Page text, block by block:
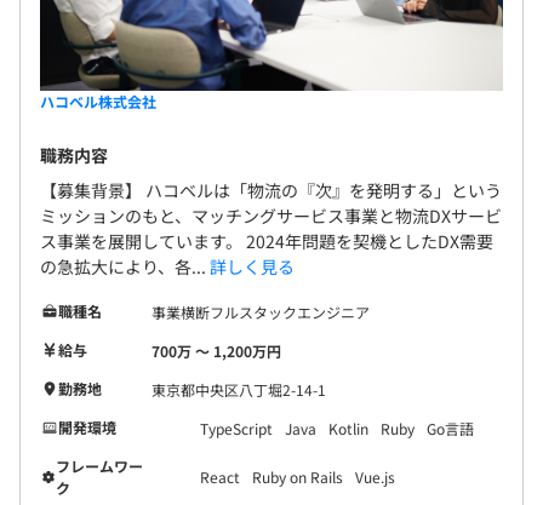
ハコベル株式会社
職務内容
【募集背景】 ハコベルは「物流の『次』を発明する」という
ミッションのもと、マッチングサービス事業と物流DXサービ
ス事業を展開しています。 2024年問題を契機としたDX需要
の急拡大により、各... 詳しく見る
職種名
事業横断フルスタックエンジニア
給与
700万 〜 1,200万円
勤務地
東京都中央区八丁堀2-14-1
開発環境
TypeScript Java Kotlin Ruby Go言語
フレームワー
ク
React Ruby on Rails Vue.js